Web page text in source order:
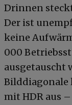
Drinnen
Der ist
keine
000
ausgetauscht
Bilddiagonale
mit HDR aus